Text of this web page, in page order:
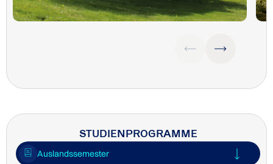
STUDIENPROGRAMME
Auslandssemester